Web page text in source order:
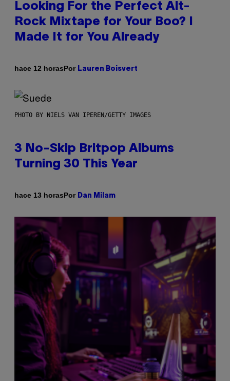
Looking For the Perfect Alt-
Rock Mixtape for Your Boo? I
Made It for You Already
hace 12 horasPor Lauren Boisvert
PHOTO BY NIELS VAN IPEREN/GETTY IMAGES
3 No-Skip Britpop Albums
Turning 30 This Year
hace 13 horasPor Dan Milam